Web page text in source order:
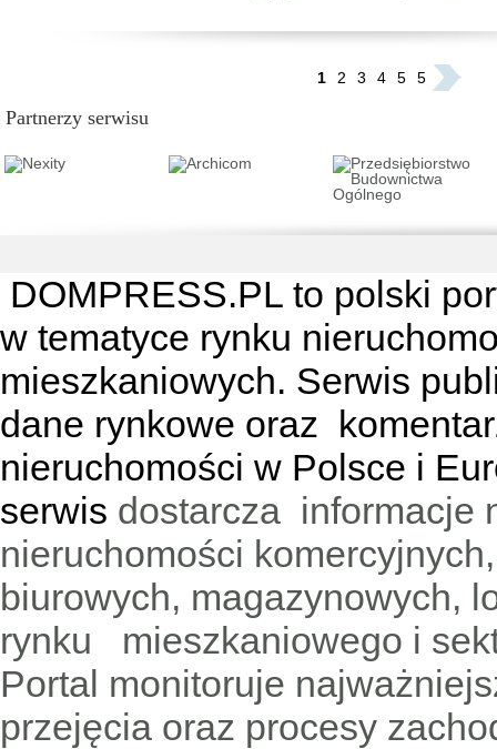
1 2 3 4 5 5
Partnerzy serwisu
DOMPRESS.PL to polski
w tematyce rynku
mieszkaniowych. Serwis
dane rynkowe oraz
nieruchomości w Polsce i
serwis dostarcza informacje
nieruchomości
biurowych, magazynowych,
rynku mieszkaniowego i
Portal monitoruje
przejęcia oraz procesy